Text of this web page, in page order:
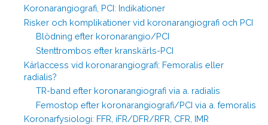
Koronarangiografi, PCI: Indikationer
Risker och komplikationer vid koronarangiografi och PCI
Blödning efter koronarangio/PCI
Stenttrombos efter kranskärls-PCI
Kärlaccess vid koronarangiografi: Femoralis eller
radialis?
TR-band efter koronarangiografi via a. radialis
Femostop efter koronarangiografi/PCI via a. femoralis
Koronarfysiologi: FFR, iFR/DFR/RFR, CFR, IMR